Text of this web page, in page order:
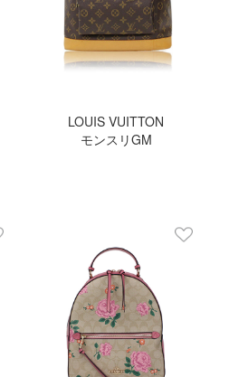
LOUIS VUITTON
モンスリGM